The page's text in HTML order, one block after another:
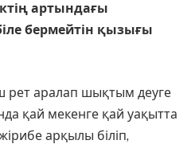
артындағы
бермейтін қызығы
рет аралап шықтым деуге
қай мекенге қай уақытта
арқылы біліп,